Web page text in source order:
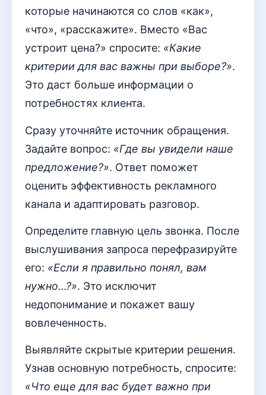
которые начинаются со слов «как»,
«что», «расскажите». Вместо «Вас
устроит цена?» спросите: «Какие
критерии для вас важны при выборе?».
Это даст больше информации о
потребностях клиента.
Сразу уточняйте источник обращения.
Задайте вопрос: «Где вы увидели наше
предложение?». Ответ поможет
оценить эффективность рекламного
канала и адаптировать разговор.
Определите главную цель звонка. После
выслушивания запроса перефразируйте
его: «Если я правильно понял, вам
нужно…?». Это исключит
недопонимание и покажет вашу
вовлеченность.
Выявляйте скрытые критерии решения.
Узнав основную потребность, спросите:
«Что еще для вас будет важно при